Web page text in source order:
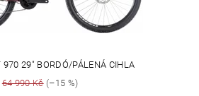
970 29" BORDÓ/PÁLENÁ CIHLA
64 990 Kč(–15 %)